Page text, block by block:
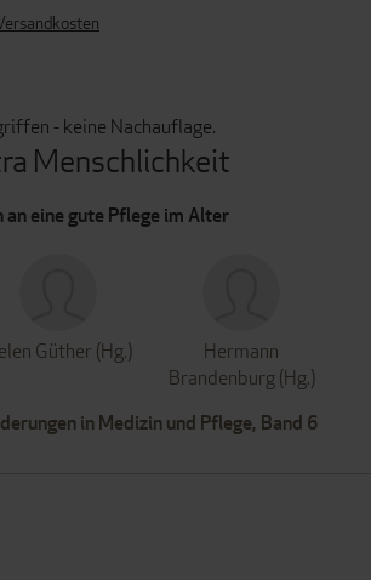
Menschlichkeit
eine gute Pflege im Alter
Güther (Hg.)
Hermann
Brandenburg (Hg.)
in Medizin und Pflege, Band 6
- keine Nachauflage.